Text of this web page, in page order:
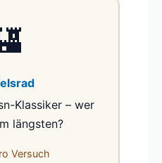
Klassiker – wer
längsten?
Versuch